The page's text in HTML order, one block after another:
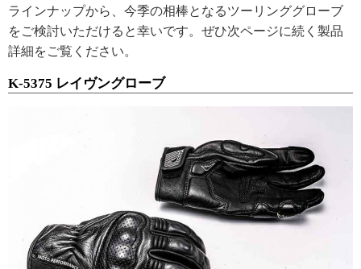
ラインナップから、今季の相棒となるツーリンググローブ
をご検討いただけると幸いです。ぜひ次ページに続く製品
詳細をご覧ください。
K-5375 レイヴングローブ